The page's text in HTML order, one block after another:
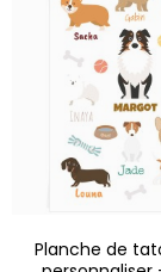
Planche de